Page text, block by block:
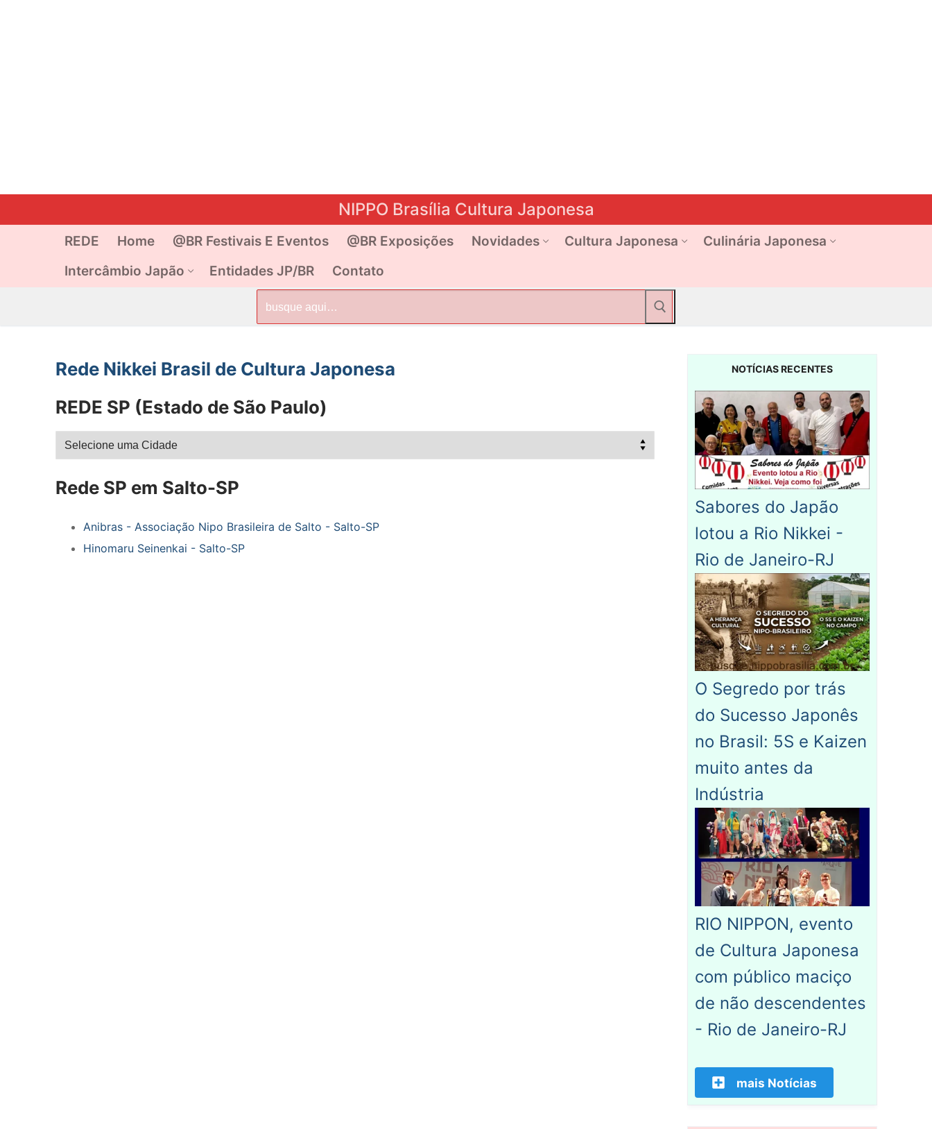
NIPPO Brasília Cultura Japonesa
REDE Home @BR Festivais E Eventos @BR Exposições Novidades Cultura Japonesa
Culinária Japonesa
Intercâmbio Japão
Entidades JP/BR Contato
por:
Rede Nikkei Brasil de Cultura Japonesa
REDE SP (Estado de São Paulo)
Rede SP em Salto-SP
Anibras - Associação Nipo Brasileira de Salto - Salto-SP
Hinomaru Seinenkai - Salto-SP
NOTÍCIAS RECENTES
Sabores do Japão
lotou a Rio Nikkei -
Rio de Janeiro-RJ
O Segredo por trás
do Sucesso Japonês
no Brasil: 5S e Kaizen
muito antes da
Indústria
RIO NIPPON, evento
de Cultura Japonesa
com público maciço
de não descendentes
- Rio de Janeiro-RJ
mais Notícias